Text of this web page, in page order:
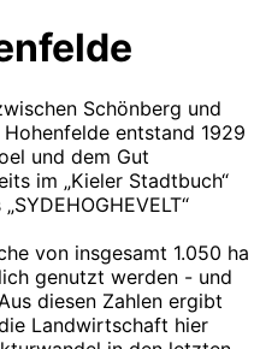
Schönberg und
entstand 1929
und dem Gut
im „Kieler Stadtbuch“
von insgesamt 1.050 ha
genutzt werden - und
diesen Zahlen ergibt
Landwirtschaft hier